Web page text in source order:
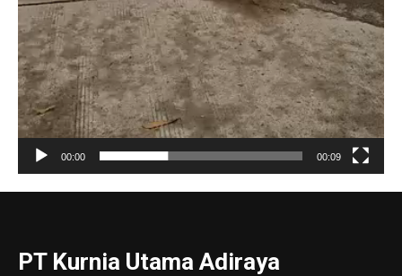
00:00 00:09
PT Kurnia Utama Adiraya